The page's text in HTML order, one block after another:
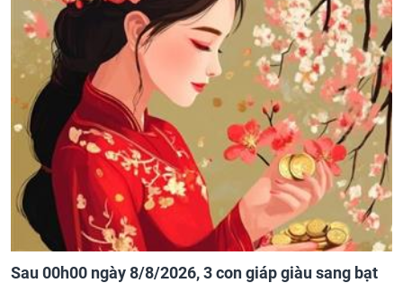
Sau 00h00 ngày 8/8/2026, 3 con giáp giàu sang bạt